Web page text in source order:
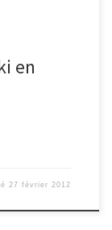
en
27 février 2012